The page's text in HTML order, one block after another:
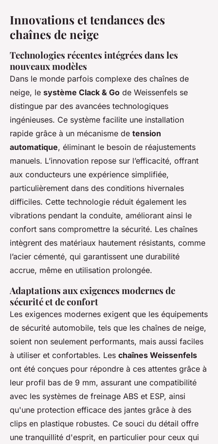
Innovations et tendances des
chaînes de neige
Technologies récentes intégrées dans les
nouveaux modèles
Dans le monde parfois complexe des chaînes de
neige, le système Clack & Go de Weissenfels se
distingue par des avancées technologiques
ingénieuses. Ce système facilite une installation
rapide grâce à un mécanisme de tension
automatique, éliminant le besoin de réajustements
manuels. L’innovation repose sur l’efficacité, offrant
aux conducteurs une expérience simplifiée,
particulièrement dans des conditions hivernales
difficiles. Cette technologie réduit également les
vibrations pendant la conduite, améliorant ainsi le
confort sans compromettre la sécurité. Les chaînes
intègrent des matériaux hautement résistants, comme
l’acier cémenté, qui garantissent une durabilité
accrue, même en utilisation prolongée.
Adaptations aux exigences modernes de
sécurité et de confort
Les exigences modernes exigent que les équipements
de sécurité automobile, tels que les chaînes de neige,
soient non seulement performants, mais aussi faciles
à utiliser et confortables. Les chaînes Weissenfels
ont été conçues pour répondre à ces attentes grâce à
leur profil bas de 9 mm, assurant une compatibilité
avec les systèmes de freinage ABS et ESP, ainsi
qu'une protection efficace des jantes grâce à des
clips en plastique robustes. Ce souci du détail offre
une tranquillité d'esprit, en particulier pour ceux qui